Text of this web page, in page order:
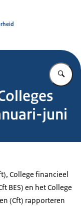
juni
College financieel
BES) en het College
(Cft) rapporteren